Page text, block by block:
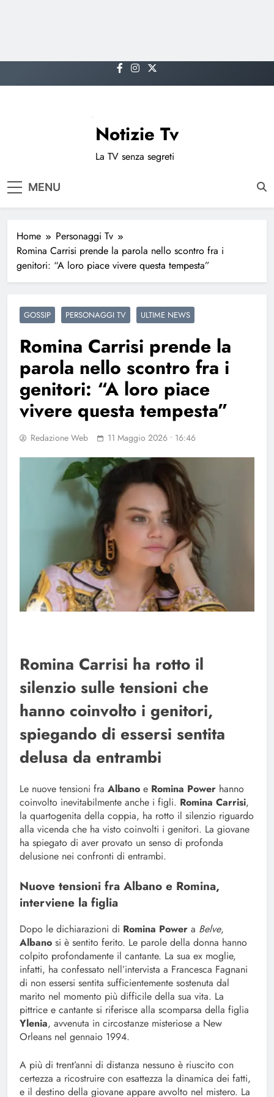
to
Notizie Tv
La TV senza segreti
MENU
Home
Personaggi Tv
Romina Carrisi prende la parola nello scontro fra i
genitori: “A loro piace vivere questa tempesta”
GOSSIP PERSONAGGI TV ULTIME NEWS
Romina Carrisi prende la
parola nello scontro fra i
genitori: “A loro piace
vivere questa tempesta”
Redazione Web 11 Maggio 2026 • 16:46
Romina Carrisi ha rotto il
silenzio sulle tensioni che
hanno coinvolto i genitori,
spiegando di essersi sentita
delusa da entrambi
Le nuove tensioni fra Albano e Romina Power hanno
coinvolto inevitabilmente anche i figli. Romina Carrisi,
la quartogenita della coppia, ha rotto il silenzio riguardo
alla vicenda che ha visto coinvolti i genitori. La giovane
ha spiegato di aver provato un senso di profonda
delusione nei confronti di entrambi.
Nuove tensioni fra Albano e Romina,
interviene la figlia
Dopo le dichiarazioni di Romina Power a Belve,
Albano si è sentito ferito. Le parole della donna hanno
colpito profondamente il cantante. La sua ex moglie,
infatti, ha confessato nell’intervista a Francesca Fagnani
di non essersi sentita sufficientemente sostenuta dal
marito nel momento più difficile della sua vita. La
pittrice e cantante si riferisce alla scomparsa della figlia
Ylenia, avvenuta in circostanze misteriose a New
Orleans nel gennaio 1994.
A più di trent’anni di distanza nessuno è riuscito con
certezza a ricostruire con esattezza la dinamica dei fatti,
e il destino della giovane appare avvolto nel mistero. La